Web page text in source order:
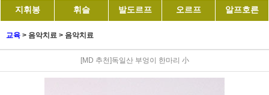
지휘봉 휘슬 발도르프 오르프 알프호른
교육 > 음악치료 > 음악치료
[MD 추천]독일산 부엉이 한마리 小